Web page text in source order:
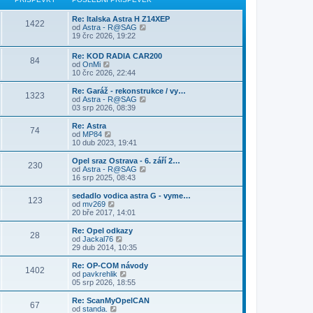
e
k
í
s
p
ě
v
e
k
p
ř
í
s
p
v
e
k
s
l
e
d
í
p
í
s
p
ě
v
e
z
i
t
p
o
s
l
e
d
í
p
ř
í
ě
v
e
k
1422
Re: Italska Astra H Z14XEP
od Astra - R@SAG
r
a
t
p
l
í
p
s
p
e
19 črc 2026, 19:22
84
Re: KOD RADIA CAR200
od OnMi
o
b
a
z
p
o
s
e
d
n
í
p
ř
í
s
p
ě
v
e
k
10 črc 2026, 22:44
1323
Re: Garáž - rekonstrukce / vy…
od Astra - R@SAG
b
t
p
e
í
s
p
e
k
03 srp 2026, 08:39
74
Re: Astra
od MP84
o
b
r
a
z
i
p
o
s
e
d
n
í
p
ř
í
s
p
ě
10 dub 2023, 19:41
230
Opel sraz Ostrava - 6. září 2…
od Astra - R@SAG
b
r
e
í
p
16 srp 2025, 08:43
123
sedadlo vodica astra G - vyme…
od mv269
o
b
r
a
z
t
p
o
s
e
20 bře 2017, 14:01
28
Re: Opel odkazy
od Jackal76
o
b
r
a
z
p
29 dub 2014, 10:35
1402
Re: OP-COM návody
od pavkrehlik
o
b
r
05 srp 2026, 18:55
67
Re: ScanMyOpelCAN
od standa.